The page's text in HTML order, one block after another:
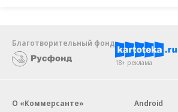
Благотворительный фонд
18+ реклама
О «Коммерсанте»
Android